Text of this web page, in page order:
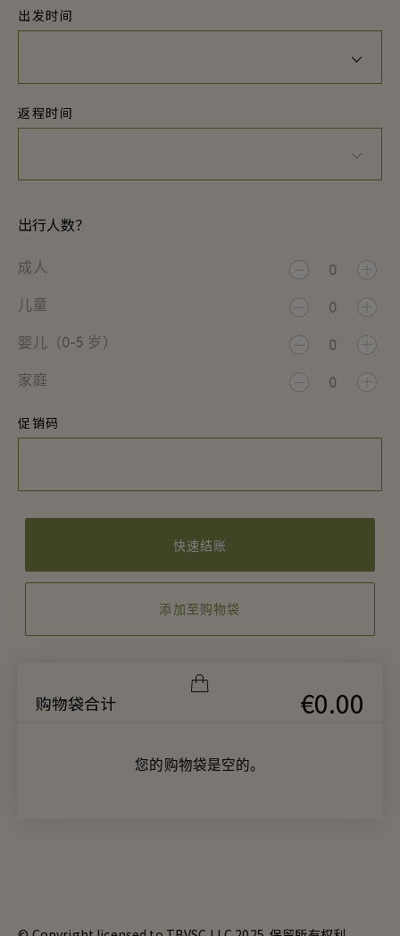
出发时间
返程时间
出行人数？
成人 0
儿童 0
婴儿（0-5 岁） 0
家庭 0
促销码
添加至购物袋
快速结账
购物袋合计 €0.00
您的购物袋是空的。